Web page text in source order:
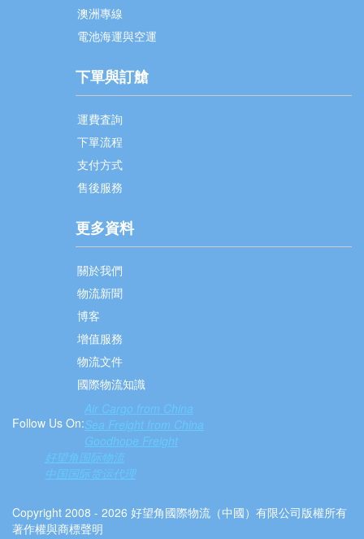
澳洲專線
電池海運與空運
下單與訂艙
運費査詢
下單流程
支付方式
售後服務
更多資料
關於我們
物流新聞
博客
增值服務
物流文件
國際物流知識
Follow Us On:
Air Cargo from China
Sea Freight from China
Goodhope Freight
好望角国际物流
中国国际货运代理
Copyright 2008 - 2026 好望角國際物流（中國）有限公司版權所有
著作權與商標聲明